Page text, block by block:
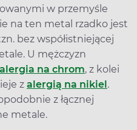
w przemyśle
na ten metal rzadko jest
bez współistniejącej
U mężczyzn
alergia na chrom, z kolei
z alergią na nikiel.
z łącznej
metale.